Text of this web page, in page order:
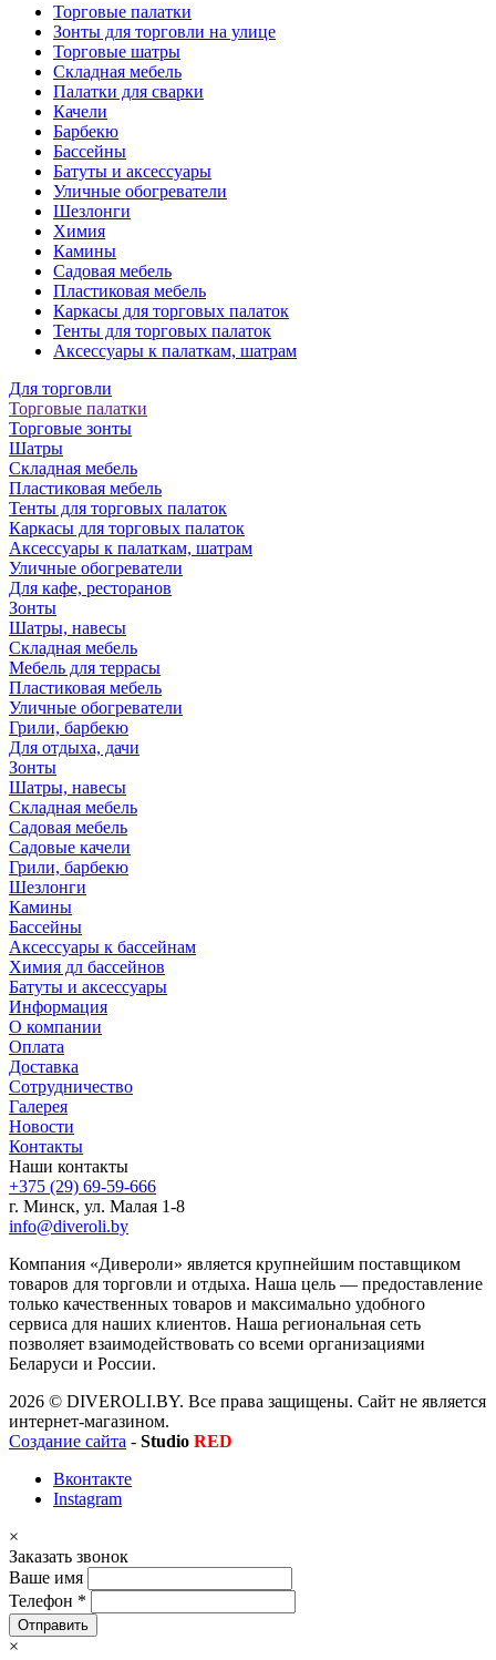
Торговые палатки
Зонты для торговли на улице
Торговые шатры
Складная мебель
Палатки для сварки
Качели
Барбекю
Бассейны
Батуты и аксессуары
Уличные обогреватели
Шезлонги
Химия
Камины
Садовая мебель
Пластиковая мебель
Каркасы для торговых палаток
Тенты для торговых палаток
Аксессуары к палаткам, шатрам
Для торговли
Торговые палатки
Торговые зонты
Шатры
Складная мебель
Пластиковая мебель
Тенты для торговых палаток
Каркасы для торговых палаток
Аксессуары к палаткам, шатрам
Уличные обогреватели
Для кафе, ресторанов
Зонты
Шатры, навесы
Складная мебель
Мебель для террасы
Пластиковая мебель
Уличные обогреватели
Грили, барбекю
Для отдыха, дачи
Зонты
Шатры, навесы
Складная мебель
Садовая мебель
Садовые качели
Грили, барбекю
Шезлонги
Камины
Бассейны
Аксессуары к бассейнам
Химия дл бассейнов
Батуты и аксессуары
Информация
О компании
Оплата
Доставка
Сотрудничество
Галерея
Новости
Контакты
Наши контакты
+375 (29) 69-59-666
г. Минск, ул. Малая 1-8
info@diveroli.by
Компания «Дивероли» является крупнейшим поставщиком
товаров для торговли и отдыха. Наша цель — предоставление
только качественных товаров и максимально удобного
сервиса для наших клиентов. Наша региональная сеть
позволяет взаимодействовать со всеми организациями
Беларуси и России.
2026 © DIVEROLI.BY. Все права защищены. Сайт не является
интернет-магазином.
Создание сайта - Studio RED
Вконтакте
Instagram
×
Заказать звонок
Ваше имя
Телефон *
×